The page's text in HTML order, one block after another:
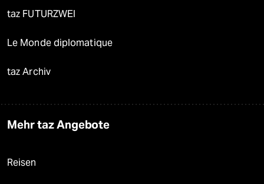
taz FUTURZWEI
Le Monde diplomatique
taz Archiv
Mehr taz Angebote
Reisen